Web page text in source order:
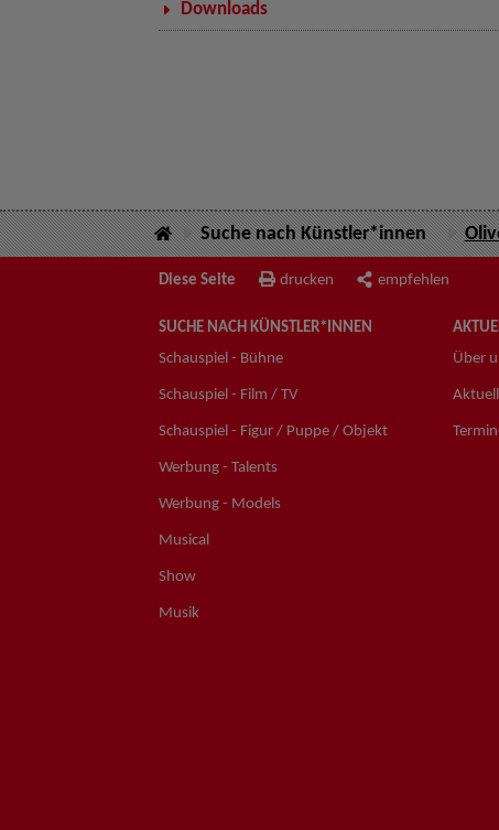
Downloads
Suche nach Künstler*innen
Diese Seite drucken empfehlen
SUCHE NACH KÜNSTLER*INNEN
Schauspiel - Bühne
Schauspiel - Film / TV
Schauspiel - Figur / Puppe / Objekt
Werbung - Talents
Werbung - Models
Musical
Show
Musik
Über